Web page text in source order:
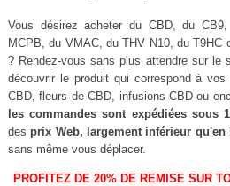
Vous désirez acheter du CBD, du
MCPB, du VMAC, du THV N10, du T9HC
? Rendez-vous sans plus attendre sur le
découvrir le produit qui correspond à
CBD, fleurs de CBD, infusions CBD ou
les commandes sont expédiées sous
des prix Web, largement inférieur
sans même vous déplacer.
PROFITEZ DE 20% DE REMISE SUR